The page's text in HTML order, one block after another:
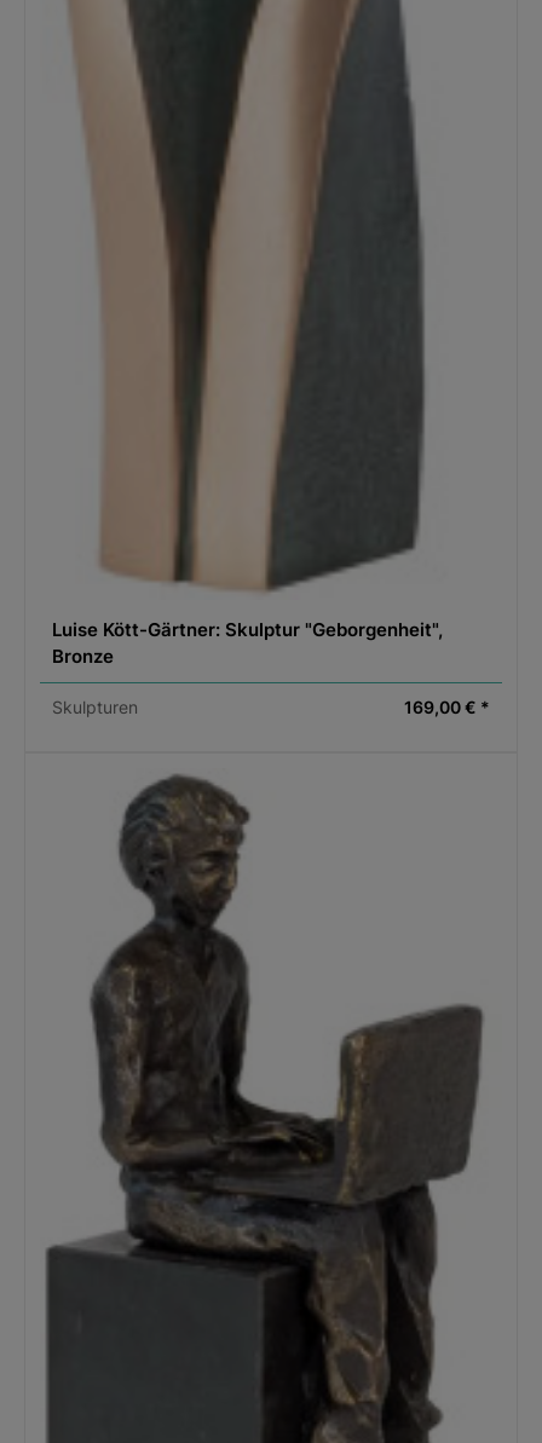
Luise Kött-Gärtner: Skulptur "Geborgenheit",
Bronze
Skulpturen 169,00 € *